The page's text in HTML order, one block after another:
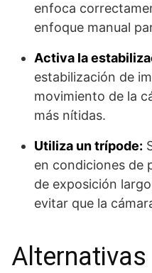
enfoca
enfoque manual
Activa la
estabilización de
movimiento de la
más nítidas.
Utiliza un trípode:
en condiciones de
de exposición
evitar que la